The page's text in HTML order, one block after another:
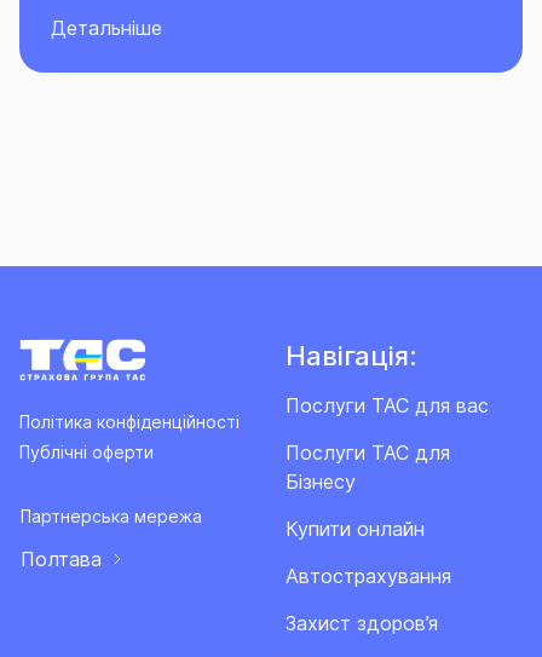
Детальніше
Політика конфіденційності
Публічні оферти
Партнерська мережа
Полтава
Навігація:
Послуги ТАС для вас
Послуги ТАС для
Бізнесу
Купити онлайн
Автострахування
Захист здоров’я